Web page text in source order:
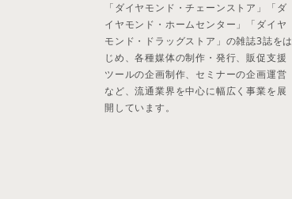
「ダイヤモンド・チェーンストア」「ダ
イヤモンド・ホームセンター」「ダイヤ
モンド・ドラッグストア」の雑誌3誌をは
じめ、各種媒体の制作・発行、販促支援
ツールの企画制作、セミナーの企画運営
など、流通業界を中心に幅広く事業を展
開しています。